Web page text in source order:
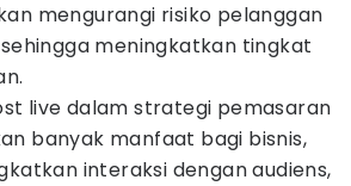
mengurangi risiko pelanggan
meningkatkan tingkat
live dalam strategi pemasaran
banyak manfaat bagi bisnis,
interaksi dengan audiens,